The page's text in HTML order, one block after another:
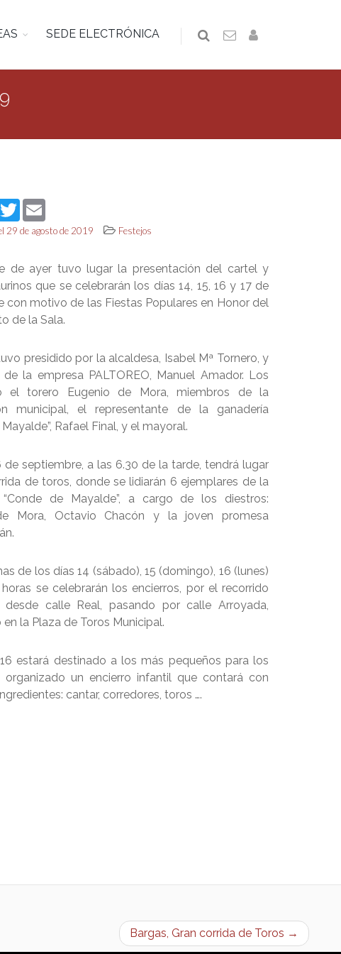
SEDE ELECTRÓNICA
TwitterEmail
29 de agosto de 2019 Festejos
de ayer tuvo lugar la presentación del cartel y
que se celebrarán los días 14, 15, 16 y 17 de
con motivo de las Fiestas Populares en Honor del
de la Sala.
presidido por la alcaldesa, Isabel Mª Tornero, y
la empresa PALTOREO, Manuel Amador. Los
el torero Eugenio de Mora, miembros de la
municipal, el representante de la ganadería
Rafael Final, y el mayoral.
de septiembre, a las 6.30 de la tarde, tendrá lugar
de toros, donde se lidiarán 6 ejemplares de la
“Conde de Mayalde”, a cargo de los diestros:
Mora, Octavio Chacón y la joven promesa
de los días 14 (sábado), 15 (domingo), 16 (lunes)
se celebrarán los encierros, por el recorrido
desde calle Real, pasando por calle Arroyada,
la Plaza de Toros Municipal.
estará destinado a los más pequeños para los
organizado un encierro infantil que contará con
cantar, corredores, toros ….
Bargas, Gran corrida de Toros →